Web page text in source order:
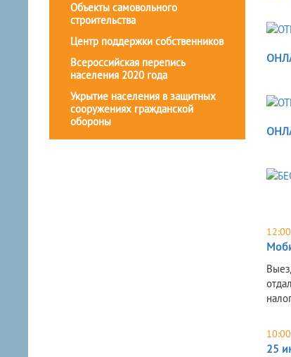
Объекты самовольного
строительства
Центр поддержки собственников
Всероссийская перепись
населения 2020 года
Укрытие населения в защитных
сооружениях гражданской
обороны
25